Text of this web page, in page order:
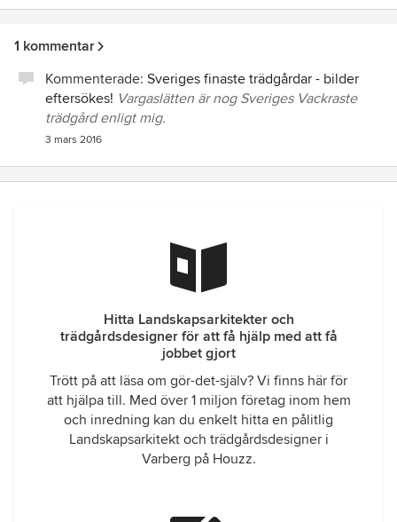
1 kommentar
Kommenterade: Sveriges finaste trädgårdar - bilder
eftersökes! Vargaslätten är nog Sveriges Vackraste
trädgård enligt mig.
3 mars 2016
Hitta Landskapsarkitekter och
trädgårdsdesigner för att få hjälp med att få
jobbet gjort
Trött på att läsa om gör-det-själv? Vi finns här för
att hjälpa till. Med över 1 miljon företag inom hem
och inredning kan du enkelt hitta en pålitlig
Landskapsarkitekt och trädgårdsdesigner i
Varberg på Houzz.